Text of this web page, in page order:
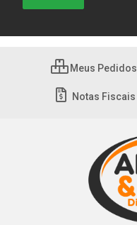
Meus Pedidos
Notas Fiscais